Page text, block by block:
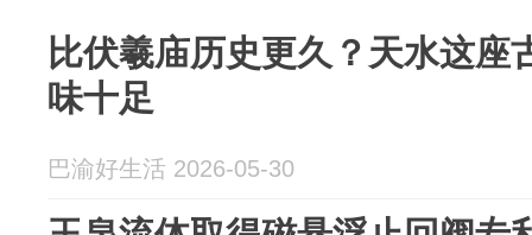
比伏羲庙历史更久？天水这座
味十足
巴渝好生活 2026-05-30